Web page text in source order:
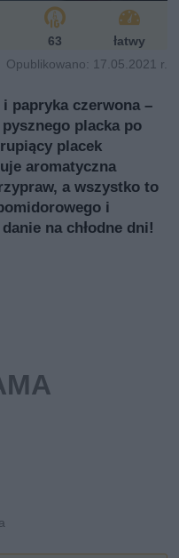
63
łatwy
Opublikowano: 17.05.2021 r.
papryka czerwona –
placka po
placek
aromatyczna
a wszystko to
i
na chłodne dni!